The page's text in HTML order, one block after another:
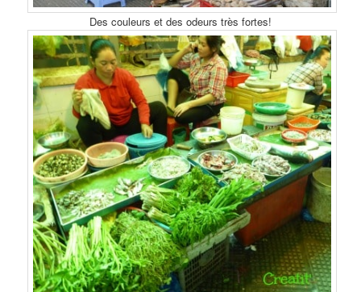
Des couleurs et des odeurs très fortes!